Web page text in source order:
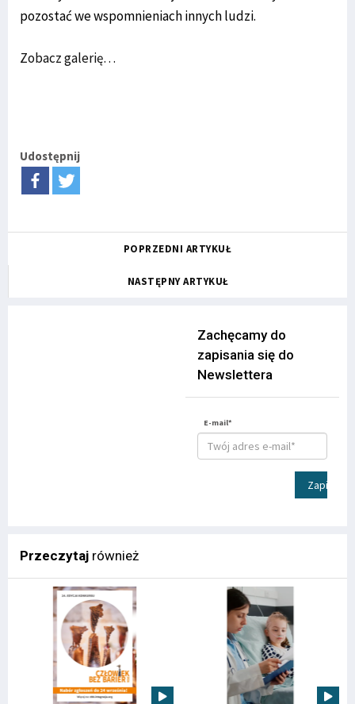
pozostać we wspomnieniach innych ludzi.
Zobacz galerię…
Udostępnij
POPRZEDNI ARTYKUŁ
NASTĘPNY ARTYKUŁ
Zachęcamy do
zapisania się do
Newslettera
E-mail*
Zapisz
Przeczytaj również